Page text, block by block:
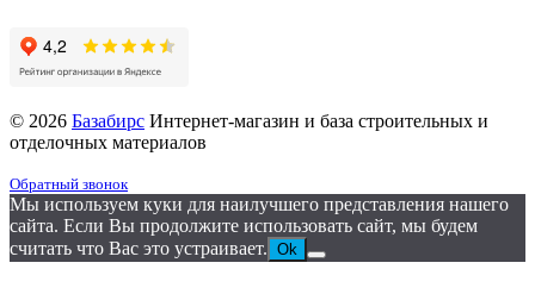
© 2026 Базабирс Интернет-магазин и база строительных и
отделочных материалов
Обратный звонок
Мы используем куки для наилучшего представления нашего
сайта. Если Вы продолжите использовать сайт, мы будем
считать что Вас это устраивает. Ok